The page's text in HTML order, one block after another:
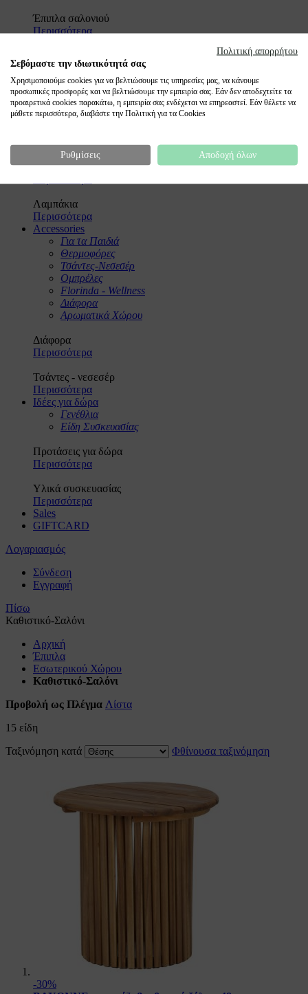
Έπιπλα σαλονιού
Περισσότερα
Περισσότερα
Φωτιστικά
Φωτιστικά
Επιδαπέδια
Επιτραπέζια
Λαμπάκια
Φωτιστικά οροφής
Λαμπάκια
Περισσότερα
Accessories
Για τα Παιδιά
Θερμοφόρες
Τσάντες-Νεσεσέρ
Ομπρέλες
Florinda - Wellness
Διάφορα
Αρωματικά Χώρου
Διάφορα
Περισσότερα
Τσάντες - νεσεσέρ
Περισσότερα
Ιδέες για δώρα
Γενέθλια
Είδη Συσκευασίας
Προτάσεις για δώρα
Περισσότερα
Υλικά συσκευασίας
Περισσότερα
Sales
GIFTCARD
Λογαριασμός
Σύνδεση
Εγγραφή
Πίσω
Καθιστικό-Σαλόνι
Αρχική
Έπιπλα
Εσωτερικού Χώρου
Καθιστικό-Σαλόνι
Προβολή ως Πλέγμα Λίστα
15 είδη
Ταξινόμηση κατά
Φθίνουσα ταξινόμηση
-30%
Πολιτική απορρήτου
Σεβόμαστε την ιδιωτικότητά σας
Χρησιμοποιούμε cookies για να βελτιώσουμε τις υπηρεσίες μας, να κάνουμε
προσωπικές προσφορές και να βελτιώσουμε την εμπειρία σας. Εάν δεν αποδεχτείτε τα
προαιρετικά cookies παρακάτω, η εμπειρία σας ενδέχεται να επηρεαστεί. Εάν θέλετε να
μάθετε περισσότερα, διαβάστε την Πολιτική για τα Cookies
Ρυθμίσεις Αποδοχή όλων